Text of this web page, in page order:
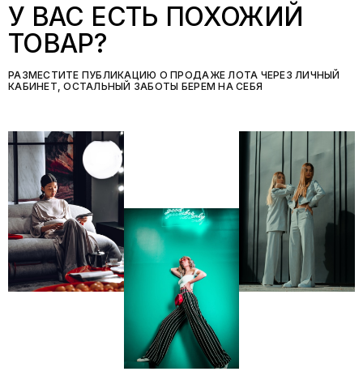
У ВАС ЕСТЬ ПОХОЖИЙ
ТОВАР?
РАЗМЕСТИТЕ ПУБЛИКАЦИЮ О ПРОДАЖЕ ЛОТА ЧЕРЕЗ ЛИЧНЫЙ
КАБИНЕТ, ОСТАЛЬНЫЙ ЗАБОТЫ БЕРЕМ НА СЕБЯ